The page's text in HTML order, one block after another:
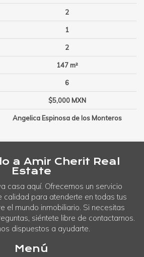
2
1
2
147 m²
6
$5,000 MXN
Angelica Espinosa de los Monteros
a Amir Cherit Real
Estate
casa aquí. Ofrecemos un servicio
calidad para atenderte en todas tus
el mundo inmobiliario. Si necesitas
siéntete libre de contactarnos.
dispuestos a ayudarte.
Menú